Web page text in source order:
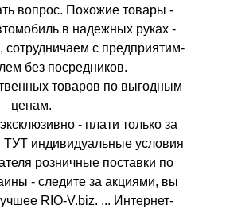
вопрос. Похожие товары -
в надежных руках -
с предприятим-
без посредников.
товаров по выгодным
ценам.
- плати только за
индивидуальные условия
розничные поставки по
- следите за акциями, вы
RIO-V.biz. ... Интернет-